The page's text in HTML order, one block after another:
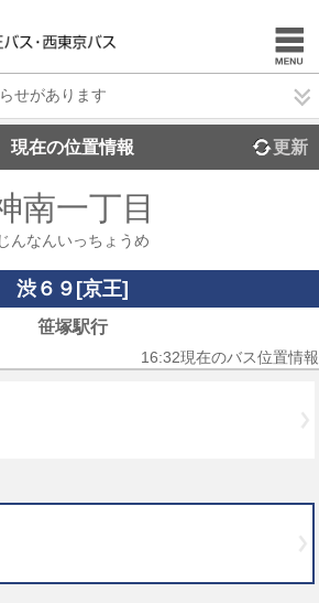
せがあります
現在の位置情報 更新
南一丁目
じんなんいっちょうめ
渋６９[京王]
笹塚駅行
16:32現在のバス位置情報